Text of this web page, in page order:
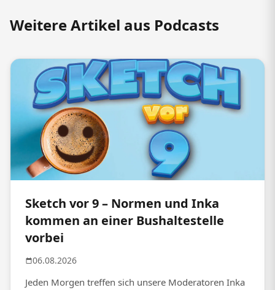
Weitere Artikel aus Podcasts
Sketch vor 9 – Normen und Inka
kommen an einer Bushaltestelle
vorbei
06.08.2026
Jeden Morgen treffen sich unsere Moderatoren Inka